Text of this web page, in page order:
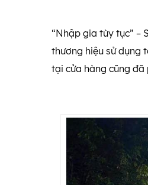
“Nhập gia tùy tục” –
thương hiệu sử dụng
tại cửa hàng cũng đã